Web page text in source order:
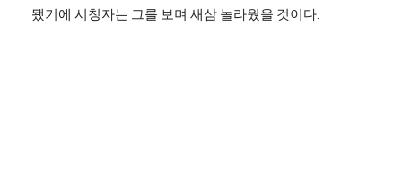
됐기에 시청자는 그를 보며 새삼 놀라웠을 것이다.